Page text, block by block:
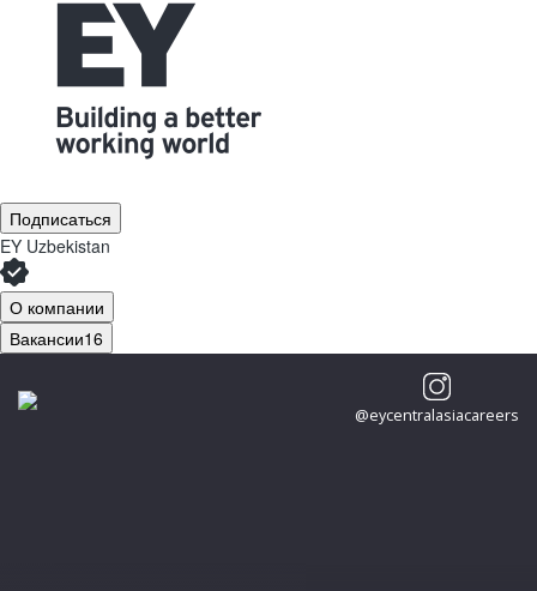
Подписаться
EY Uzbekistan
О компании
Вакансии16
@eycentralasiacareers